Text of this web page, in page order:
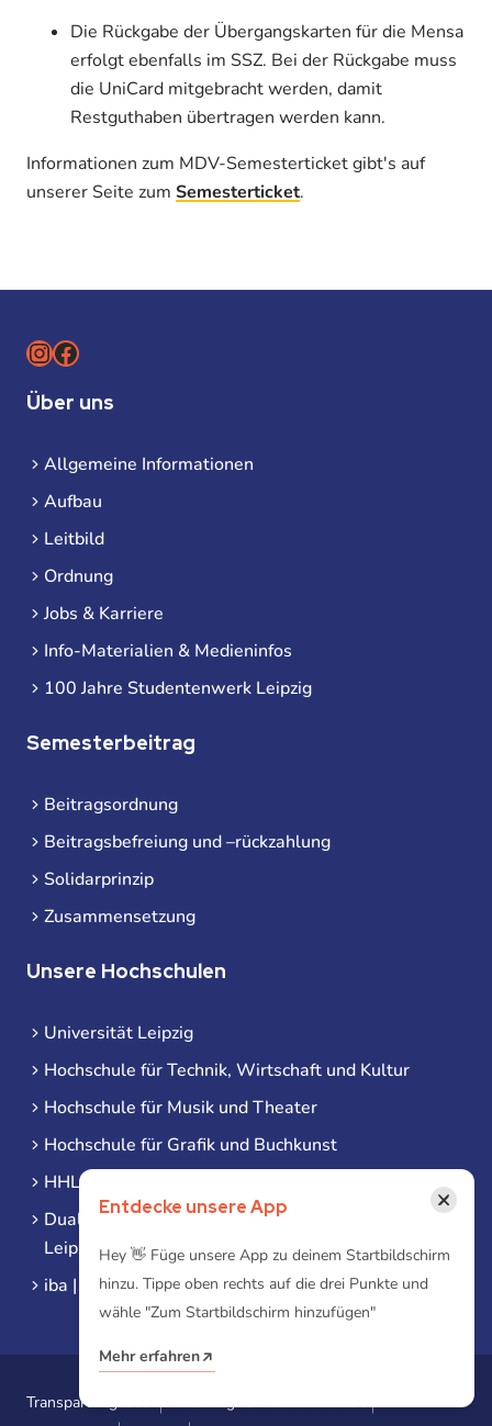
Die Rückgabe der Übergangskarten für die Mensa
erfolgt ebenfalls im SSZ. Bei der Rückgabe muss
die UniCard mitgebracht werden, damit
Restguthaben übertragen werden kann.
Informationen zum MDV-Semesterticket gibt's auf
unserer Seite zum Semesterticket.
Instagram
Facebook
Über uns
Allgemeine Informationen
Aufbau
Leitbild
Ordnung
Jobs & Karriere
Info-Materialien & Medieninfos
100 Jahre Studentenwerk Leipzig
Semesterbeitrag
Beitragsordnung
Beitragsbefreiung und –rückzahlung
Solidarprinzip
Zusammensetzung
Unsere Hochschulen
Universität Leipzig
Hochschule für Technik, Wirtschaft und Kultur
Hochschule für Musik und Theater
Hochschule für Grafik und Buchkunst
HHL Leipzig
Duale Hochschule Sachsen (DHSN) am Standort
Leipzig
iba | Campus Leipzig
Transparenzgesetz
Erklärung zur Barrierefreiheit
Entdecke unsere App ×
Hey 👋 Füge unsere App zu deinem Startbildschirm
hinzu. Tippe oben rechts auf die drei Punkte und
wähle "Zum Startbildschirm hinzufügen"
Mehr erfahren